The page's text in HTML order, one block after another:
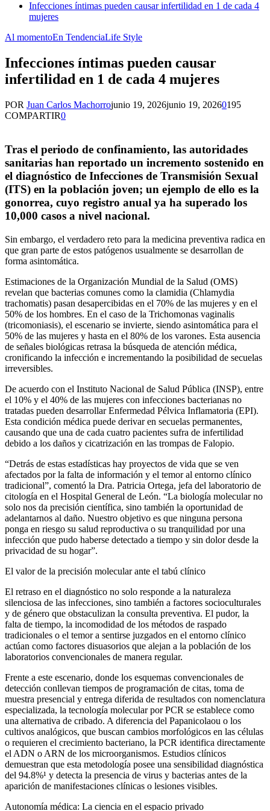
Infecciones íntimas pueden causar infertilidad en 1 de cada 4
mujeres
Al momentoEn TendenciaLife Style
Infecciones íntimas pueden causar
infertilidad en 1 de cada 4 mujeres
POR Juan Carlos Machorrojunio 19, 2026junio 19, 20260195
COMPARTIR0
Tras el periodo de confinamiento, las autoridades
sanitarias han reportado un incremento sostenido en
el diagnóstico de Infecciones de Transmisión Sexual
(ITS) en la población joven; un ejemplo de ello es la
gonorrea, cuyo registro anual ya ha superado los
10,000 casos a nivel nacional.
Sin embargo, el verdadero reto para la medicina preventiva radica en
que gran parte de estos patógenos usualmente se desarrollan de
forma asintomática.
Estimaciones de la Organización Mundial de la Salud (OMS)
revelan que bacterias comunes como la clamidia (Chlamydia
trachomatis) pasan desapercibidas en el 70% de las mujeres y en el
50% de los hombres. En el caso de la Trichomonas vaginalis
(tricomoniasis), el escenario se invierte, siendo asintomática para el
50% de las mujeres y hasta en el 80% de los varones. Esta ausencia
de señales biológicas retrasa la búsqueda de atención médica,
cronificando la infección e incrementando la posibilidad de secuelas
irreversibles.
De acuerdo con el Instituto Nacional de Salud Pública (INSP), entre
el 10% y el 40% de las mujeres con infecciones bacterianas no
tratadas pueden desarrollar Enfermedad Pélvica Inflamatoria (EPI).
Esta condición médica puede derivar en secuelas permanentes,
causando que una de cada cuatro pacientes sufra de infertilidad
debido a los daños y cicatrización en las trompas de Falopio.
“Detrás de estas estadísticas hay proyectos de vida que se ven
afectados por la falta de información y el temor al entorno clínico
tradicional”, comentó la Dra. Patricia Ortega, jefa del laboratorio de
citología en el Hospital General de León. “La biología molecular no
solo nos da precisión científica, sino también la oportunidad de
adelantarnos al daño. Nuestro objetivo es que ninguna persona
ponga en riesgo su salud reproductiva o su tranquilidad por una
infección que pudo haberse detectado a tiempo y sin dolor desde la
privacidad de su hogar”.
El valor de la precisión molecular ante el tabú clínico
El retraso en el diagnóstico no solo responde a la naturaleza
silenciosa de las infecciones, sino también a factores socioculturales
y de género que obstaculizan la consulta preventiva. El pudor, la
falta de tiempo, la incomodidad de los métodos de raspado
tradicionales o el temor a sentirse juzgados en el entorno clínico
actúan como factores disuasorios que alejan a la población de los
laboratorios convencionales de manera regular.
Frente a este escenario, donde los esquemas convencionales de
detección conllevan tiempos de programación de citas, toma de
muestra presencial y entrega diferida de resultados con nomenclatura
especializada, la tecnología molecular por PCR se establece como
una alternativa de cribado. A diferencia del Papanicolaou o los
cultivos analógicos, que buscan cambios morfológicos en las células
o requieren el crecimiento bacteriano, la PCR identifica directamente
el ADN o ARN de los microorganismos. Estudios clínicos
demuestran que esta metodología posee una sensibilidad diagnóstica
del 94.8%¹ y detecta la presencia de virus y bacterias antes de la
aparición de manifestaciones clínicas o lesiones visibles.
Autonomía médica: La ciencia en el espacio privado